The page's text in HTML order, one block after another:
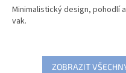
Minimalistický design, pohodlí
vak.
ZOBRAZIT